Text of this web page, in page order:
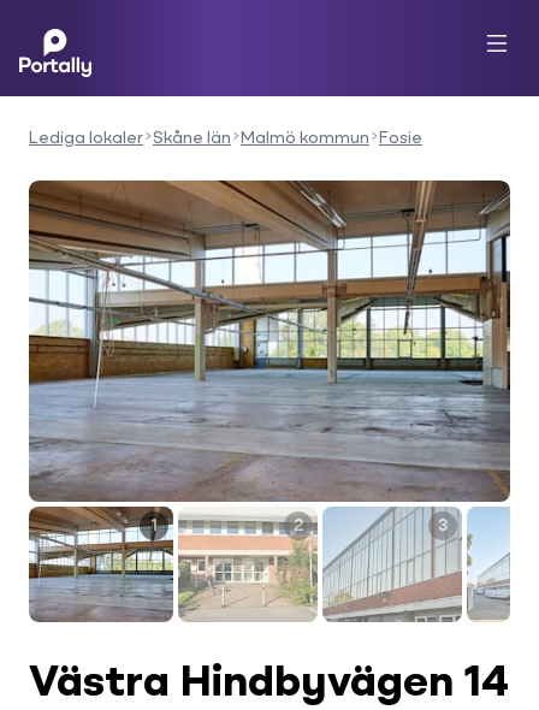
Lediga lokaler Skåne län Malmö kommun Fosie
1 2 3
Västra Hindbyvägen 14